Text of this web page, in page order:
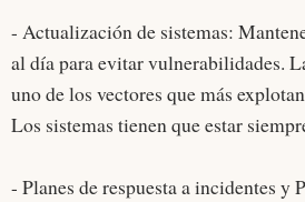
- Actualización de sistemas:
al día para evitar vulnerabilidades.
uno de los vectores que más
Los sistemas tienen que estar
- Planes de respuesta a incidentes y